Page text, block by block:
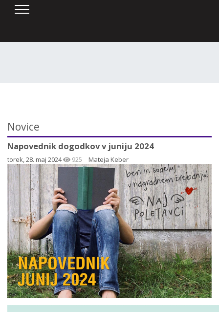
Novice
Napovednik dogodkov v juniju 2024
torek, 28. maj 2024 925 Mateja Keber